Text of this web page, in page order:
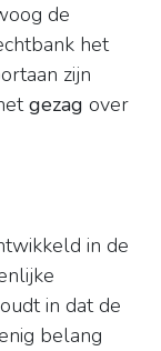
de
het
zijn
gezag over
in de
in dat de
belang